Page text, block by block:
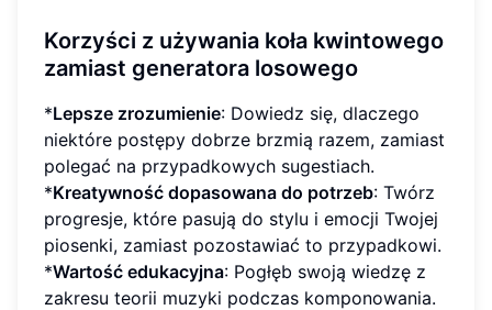
Korzyści z używania koła kwintowego
zamiast generatora losowego
*Lepsze zrozumienie: Dowiedz się, dlaczego
niektóre postępy dobrze brzmią razem, zamiast
polegać na przypadkowych sugestiach.
*Kreatywność dopasowana do potrzeb: Twórz
progresje, które pasują do stylu i emocji Twojej
piosenki, zamiast pozostawiać to przypadkowi.
*Wartość edukacyjna: Pogłęb swoją wiedzę z
zakresu teorii muzyki podczas komponowania.